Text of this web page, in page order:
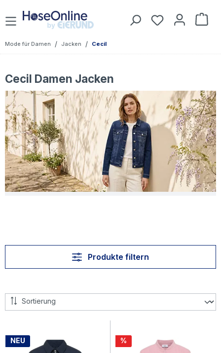
Zum Hauptinhalt springen Du hast 0
Mode für Damen / Jacken / Cecil
Cecil Damen Jacken
Produkte filtern
NEU Rabatt
%